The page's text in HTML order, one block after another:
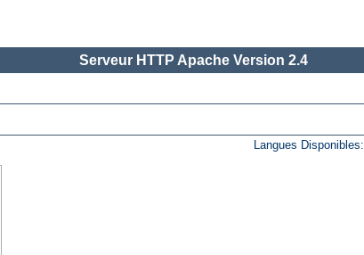
Serveur HTTP Apache Version 2.4
Langues Disponibles: